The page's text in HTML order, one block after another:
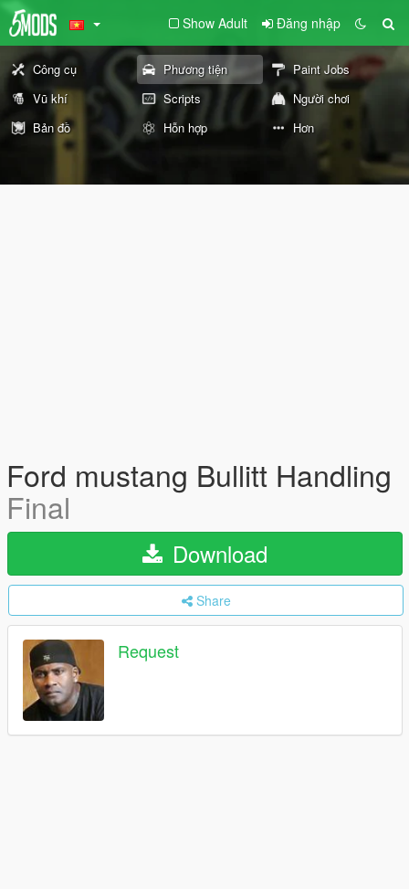
Show Adult Đăng nhập
Công cụ Phương tiện
Paint Jobs
Vũ khí
Scripts
Người chơi
Bản đồ
Hỗn hợp Hơn
Ford mustang Bullitt Handling
Final
Download
Share
Request